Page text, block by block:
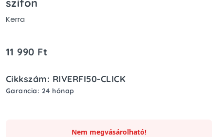
szifon
Kerra
11 990 Ft
Cikkszám: RIVERFI50-CLICK
Garancia: 24 hónap
Nem megvásárolható!